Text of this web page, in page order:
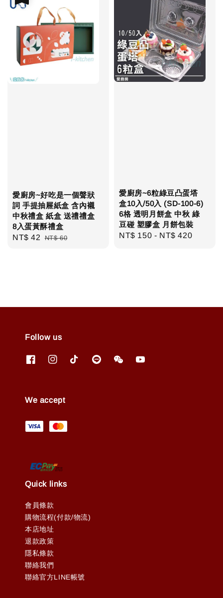
愛廚房~好吃是一個聲狀
詞 手提抽屜紙盒 含內襯
中秋禮盒 紙盒 送禮禮盒
8入蛋黃酥禮盒
Sale
NT$ 42 Regular
NT$ 60
愛廚房~6粒綠豆凸蛋塔
盒10入/50入 (SD-100-6)
6格 透明月餅盒 中秋 綠
豆碰 塑膠盒 月餅包裝
Regular
NT$ 150 - NT$ 420
Follow us
We accept
Quick links
會員條款
購物流程(付款/物流)
本店地址
退款政策
隱私條款
聯絡我們
聯絡官方LINE帳號